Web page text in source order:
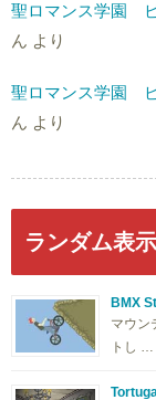
聖ロマンス学園
ん より
聖ロマンス学園
ん より
ランダム表示
BMX
マウン
トし …